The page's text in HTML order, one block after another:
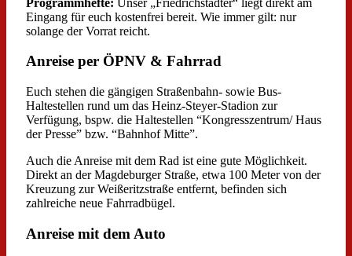
Eingang für euch kostenfrei bereit. Wie immer gilt: nur
solange der Vorrat reicht.
Anreise per ÖPNV & Fahrrad
Euch stehen die gängigen Straßenbahn- sowie Bus-
Haltestellen rund um das Heinz-Steyer-Stadion zur
Verfügung, bspw. die Haltestellen “Kongresszentrum/ Haus
der Presse” bzw. “Bahnhof Mitte”.
Auch die Anreise mit dem Rad ist eine gute Möglichkeit.
Direkt an der Magdeburger Straße, etwa 100 Meter von der
Kreuzung zur Weißeritzstraße entfernt, befinden sich
zahlreiche neue Fahrradbügel.
Anreise mit dem Auto